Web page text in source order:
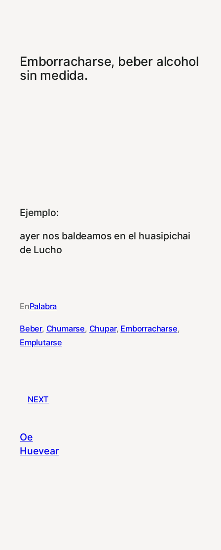
Emborracharse, beber alcohol
sin medida.
Ejemplo:
ayer nos baldeamos en el huasipichai
de Lucho
EnPalabra
Beber, Chumarse, Chupar, Emborracharse
Emplutarse
NEXT
Oe
Huevear